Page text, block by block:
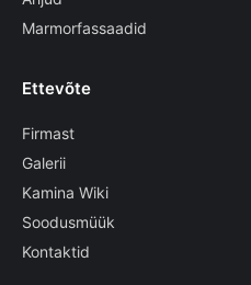
Marmorfassaadid
Ettevõte
Firmast
Galerii
Kamina Wiki
Soodusmüük
Kontaktid